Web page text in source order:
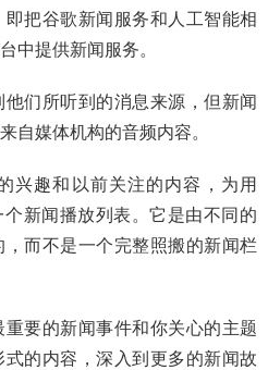
把谷歌新闻服务和人工智能相
中提供新闻服务。
们所听到的消息来源，但新闻
自媒体机构的音频内容。
兴趣和以前关注的内容，为用
个新闻播放列表。它是由不同的
而不是一个完整照搬的新闻栏
要的新闻事件和你关心的主题
的内容，深入到更多的新闻故